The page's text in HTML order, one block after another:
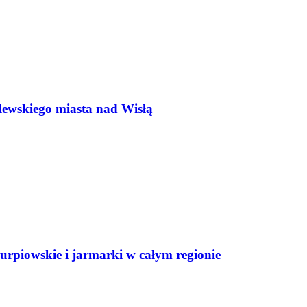
miasta nad Wisłą
i jarmarki w całym regionie